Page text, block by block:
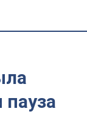
пауза